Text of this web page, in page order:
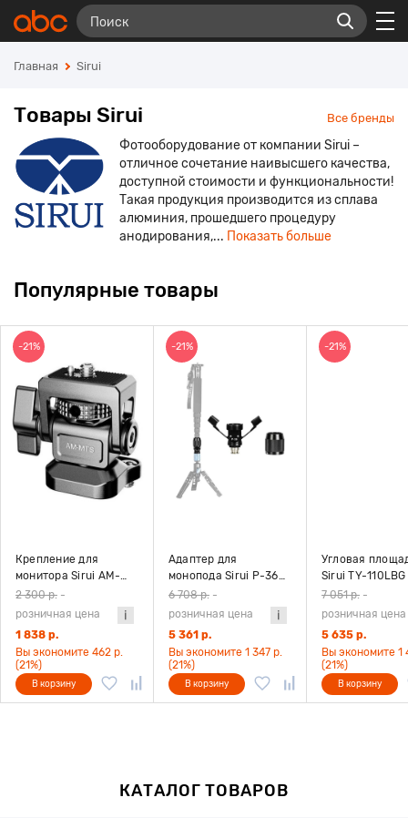
Главная Sirui
Товары Sirui Все бренды
Фотооборудование от компании Sirui –
отличное сочетание наивысшего качества,
доступной стоимости и функциональности!
Такая продукция производится из сплава
алюминия, прошедшего процедуру
анодирования,... Показать больше
Популярные товары
-21%
Крепление для
монитора Sirui AM-
MTS с двумя винтами
1/4-20
2 300 р. -
розничная цена
1 838 р.
Вы экономите 462 р.
(21%)
В корзину
-21%
Адаптер для
монопода Sirui P-36
Kit
6 708 р. -
розничная цена
5 361 р.
Вы экономите 1 347 р.
(21%)
В корзину
-21%
Угловая
Sirui TY-110LBG
7 051 р. -
розничная цена
5 635 р.
Вы экономите 1
(21%)
В корзину
КАТАЛОГ ТОВАРОВ